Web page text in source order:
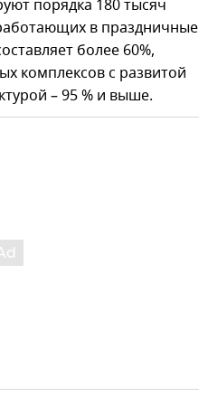
порядка 180 тысяч
в праздничные
более 60%,
комплексов с развитой
– 95 % и выше.